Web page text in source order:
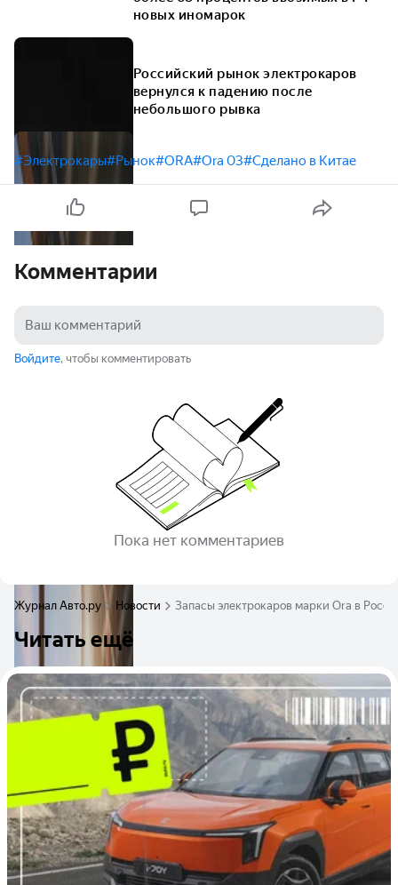
новых иномарок
Российский рынок электрокаров
вернулся к падению после
небольшого рывка
#Электрокары#Рынок#ORA#Ora 03#Сделано в Китае
Комментарии
Войдите, чтобы комментировать
Пока нет комментариев
Журнал Авто.ру Новости Запасы электрокаров марки Ora в
Читать ещё